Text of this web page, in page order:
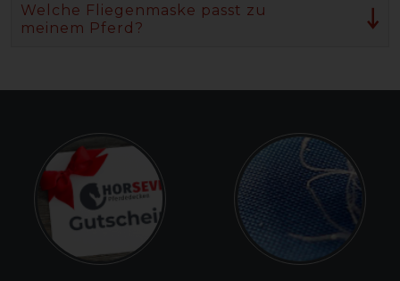
Welche Fliegenmaske passt zu
meinem Pferd?